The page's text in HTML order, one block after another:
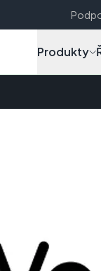
Produkty